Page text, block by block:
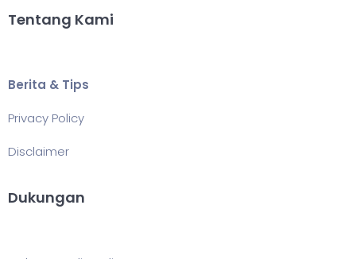
Tentang Kami
Berita & Tips
Privacy Policy
Disclaimer
Dukungan